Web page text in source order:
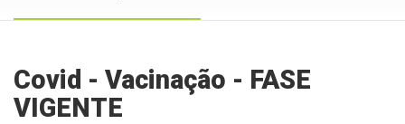
Covid - Vacinação - FASE
VIGENTE